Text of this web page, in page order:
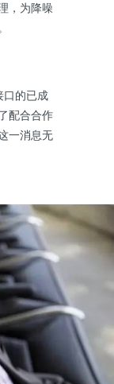
，为降噪
口的已成
配合合作
一消息无